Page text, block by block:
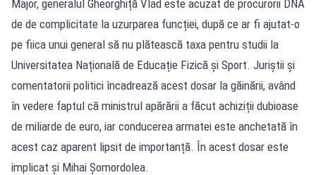
Major, generalul Gheorghiță Vlad este acuzat de procurorii DNA
de de complicitate la uzurparea funcției, după ce ar fi ajutat-o
pe fiica unui general să nu plătească taxa pentru studii la
Universitatea Națională de Educație Fizică și Sport. Juriștii și
comentatorii politici încadrează acest dosar la găinării, având
în vedere faptul că ministrul apărării a făcut achiziții dubioase
de miliarde de euro, iar conducerea armatei este anchetată în
acest caz aparent lipsit de importanță. În acest dosar este
implicat și Mihai Șomordolea.